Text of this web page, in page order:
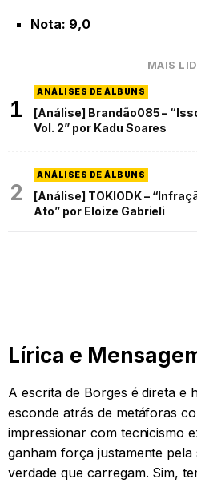
Nota: 9,0
MAIS
1
ANÁLISES DE ÁLBUNS
[Análise] Brandão085 –
Vol. 2” por Kadu Soares
2
ANÁLISES DE ÁLBUNS
[Análise] TOKIODK –
Ato” por Eloize Gabrieli
Lírica e
A escrita de Borges é direta e
esconde atrás de metáforas
impressionar com tecnicismo
ganham força justamente pela
verdade que carregam. Sim,